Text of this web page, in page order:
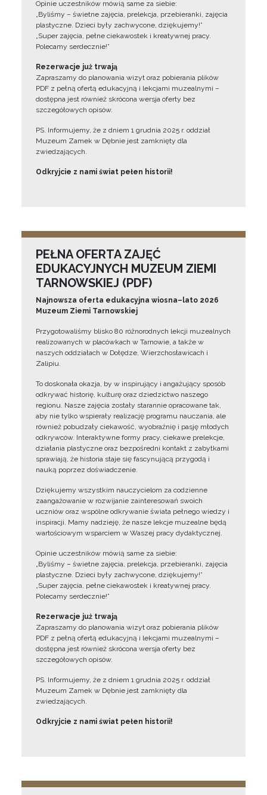
Opinie uczestników mówią same za siebie:
„Byliśmy – świetne zajęcia, prelekcja, przebieranki, zajęcia
plastyczne. Dzieci były zachwycone, dziękujemy!”
„Super zajęcia, pełne ciekawostek i kreatywnej pracy.
Polecamy serdecznie!”
Rezerwacje już trwają
Zapraszamy do planowania wizyt oraz pobierania plików
PDF z pełną ofertą edukacyjną i lekcjami muzealnymi –
dostępna jest również skrócona wersja oferty bez
szczegółowych opisów.
PS. Informujemy, że z dniem 1 grudnia 2025 r. oddział
Muzeum Zamek w Dębnie jest zamknięty dla
zwiedzających.
Odkryjcie z nami świat pełen historii!
PEŁNA OFERTA ZAJĘĆ
EDUKACYJNYCH MUZEUM ZIEMI
TARNOWSKIEJ (PDF)
Najnowsza oferta edukacyjna wiosna–lato 2026
Muzeum Ziemi Tarnowskiej
Przygotowaliśmy blisko 80 różnorodnych lekcji muzealnych
realizowanych w placówkach w Tarnowie, a także w
naszych oddziałach w Dołędze, Wierzchosławicach i
Zalipiu.
To doskonała okazja, by w inspirujący i angażujący sposób
odkrywać historię, kulturę oraz dziedzictwo naszego
regionu. Nasze zajęcia zostały starannie opracowane tak,
aby nie tylko wspierały realizację programu nauczania, ale
również pobudzały ciekawość, wyobraźnię i pasję młodych
odkrywców. Interaktywne formy pracy, ciekawe prelekcje,
działania plastyczne oraz bezpośredni kontakt z zabytkami
sprawiają, że historia staje się fascynującą przygodą i
nauką poprzez doświadczenie.
Dziękujemy wszystkim nauczycielom za codzienne
zaangażowanie w rozwijanie zainteresowań swoich
uczniów oraz wspólne odkrywanie świata pełnego wiedzy i
inspiracji. Mamy nadzieję, że nasze lekcje muzealne będą
wartościowym wsparciem w Waszej pracy dydaktycznej.
Opinie uczestników mówią same za siebie:
„Byliśmy – świetne zajęcia, prelekcja, przebieranki, zajęcia
plastyczne. Dzieci były zachwycone, dziękujemy!”
„Super zajęcia, pełne ciekawostek i kreatywnej pracy.
Polecamy serdecznie!”
Rezerwacje już trwają
Zapraszamy do planowania wizyt oraz pobierania plików
PDF z pełną ofertą edukacyjną i lekcjami muzealnymi –
dostępna jest również skrócona wersja oferty bez
szczegółowych opisów.
PS. Informujemy, że z dniem 1 grudnia 2025 r. oddział
Muzeum Zamek w Dębnie jest zamknięty dla
zwiedzających.
Odkryjcie z nami świat pełen historii!